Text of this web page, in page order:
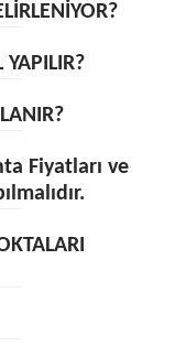
YAPILIR?
Fiyatları ve